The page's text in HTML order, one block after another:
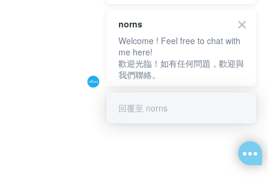
norns
Welcome ! Feel free to chat with
me here!
歡迎光臨！如有任何問題，歡迎與
我們聯絡。
回覆至 norns